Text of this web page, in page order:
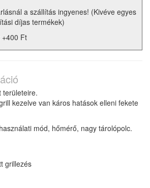
a szállítás ingyenes! (Kivéve egyes
díjas termékek)
+400 Ft
területeire.
kezelve van káros hatások elleni fekete
mód, hőmérő, nagy tárolópolc.
grillezés